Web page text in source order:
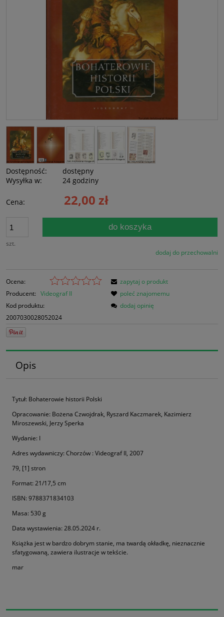
Dostępność:
dostępny
Wysyłka w:
24 godziny
Cena: 22,00 zł
szt.
do koszyka
dodaj do przechowalni
Ocena:
Producent: Videograf II
Kod produktu:
2007030028052024
zapytaj o produkt
poleć znajomemu
dodaj opinię
Opis
Tytuł: Bohaterowie historii Polski
Opracowanie: Bożena Czwojdrak, Ryszard Kaczmarek, Kazimierz
Miroszewski, Jerzy Sperka
Wydanie: I
Adres wydawniczy: Chorzów : Videograf II, 2007
79, [1] stron
Format: 21/17,5 cm
ISBN: 9788371834103
Masa: 530 g
Data wystawienia: 28.05.2024 r.
Książka jest w bardzo dobrym stanie, ma twardą okładkę, nieznacznie
sfatygowaną, zawiera ilustracje w tekście.
mar